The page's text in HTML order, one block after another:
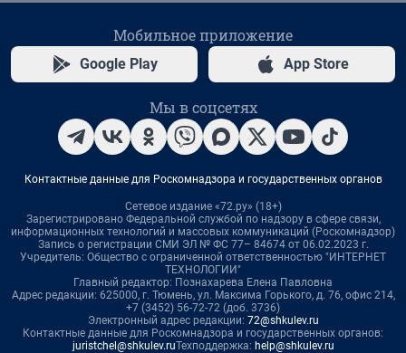
Мобильное приложение
Google Play App Store
Мы в соцсетях
Контактные данные для Роскомнадзора и государственных органов
Сетевое издание «72.ру» (18+)
Зарегистрировано Федеральной службой по надзору в сфере связи,
информационных технологий и массовых коммуникаций (Роскомнадзор)
Запись о регистрации СМИ ЭЛ № ФС 77– 84674 от 06.02.2023 г.
Учредитель: Общество с ограниченной ответственностью "ИНТЕРНЕТ
ТЕХНОЛОГИИ"
Главный редактор: Познахарева Елена Павловна
Адрес редакции: 625000, г. Тюмень, ул. Максима Горького, д. 76, офис 214,
+7 (3452) 56-72-72 (доб. 3736)
Электронный адрес редакции: 72@shkulev.ru
Контактные данные для Роскомнадзора и государственных органов:
juristchel@shkulev.ruТехподдержка: help@shkulev.ru